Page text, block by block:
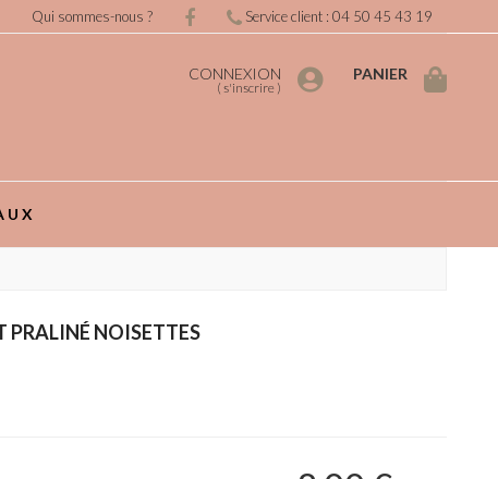
CONNEXION
( s'inscrire )
PANIER
NOISETTES
Qui sommes-nous ? Service client : 04 50 45 43 19